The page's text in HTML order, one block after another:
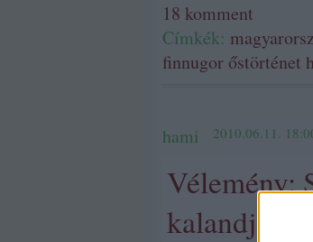
18 komment
Címkék:
finnugor őstörténet
hami 2010.06.11.
Vélemény:
kalandjai